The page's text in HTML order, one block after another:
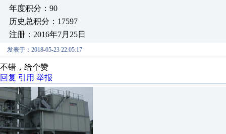
年度积分：90
历史总积分：17597
注册：2016年7月25日
发表于：2018-05-23 22:05:17
不错，给个赞
回复 引用 举报